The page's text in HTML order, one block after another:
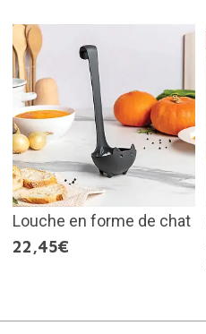
Louche en forme de chat
22,45€